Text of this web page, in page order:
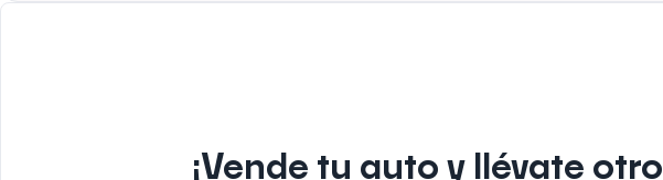
¡Vende tu auto y llévate otro